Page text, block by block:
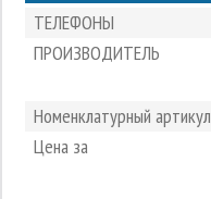
ТЕЛЕФОНЫ
ПРОИЗВОДИТЕЛЬ
Номенклатурный артикул
Цена за